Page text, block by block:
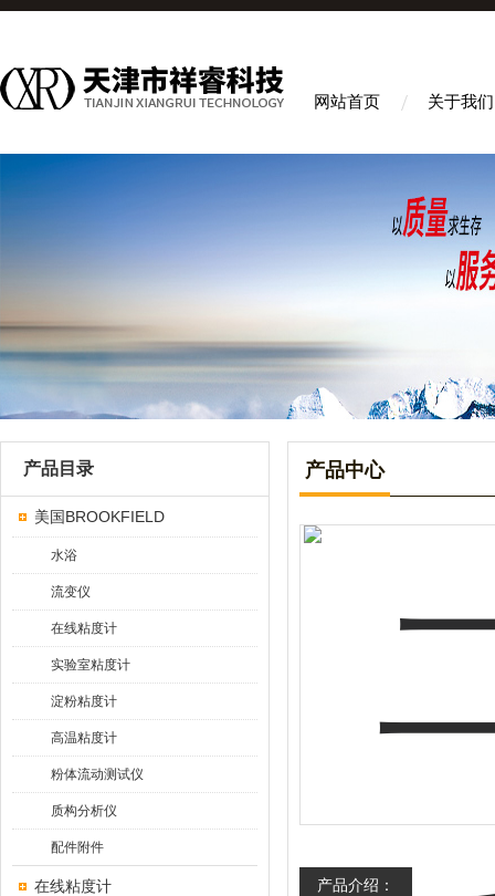
网站首页 关于我们
产品目录
美国BROOKFIELD
水浴
流变仪
在线粘度计
实验室粘度计
淀粉粘度计
高温粘度计
粉体流动测试仪
质构分析仪
配件附件
在线粘度计
产品中心
产品介绍：